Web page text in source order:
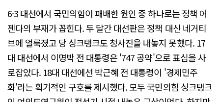
6·3 대선에서 국민의힘이 패배한 원인 중 하나로는 정책 어
젠다의 부재가 꼽힌다. 두 달간 대선판은 정책 대신 네거티
브에 얼룩졌고 당 싱크탱크도 청사진을 내놓지 못했다. 17
대 대선에서 이명박 전 대통령은 '747 공약'으로 표심을 사
로잡았다. 18대 대선에선 박근혜 전 대통령이 '경제민주
화'라는 획기적인 구호를 제시했다. 모두 국민의힘 싱크탱크